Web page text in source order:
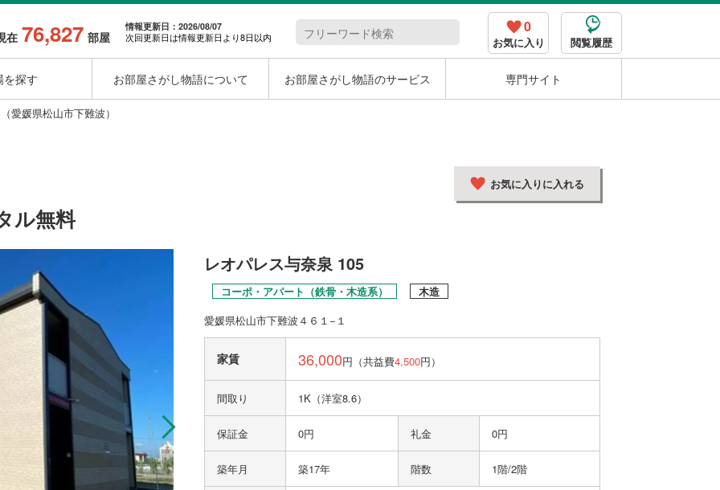
在 76,827 部屋
情報更新日：2026/08/07
次回更新日は情報更新日より8日以内
0
お気に入り 閲覧履歴
を探す お部屋さがし物語について お部屋さがし物語のサービス 専門サイト
愛媛県松山市下難波）
お気に入りに入れる
ル無料
レオパレス与奈泉 105
コーポ・アパート（鉄骨・木造系）
木造
愛媛県松山市下難波４６１−１
家賃 36,000円（共益費4,500円）
間取り 1K（洋室8.6）
保証金 0円 礼金 0円
築年月 築17年 階数 1階/2階